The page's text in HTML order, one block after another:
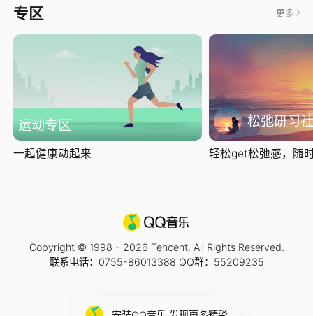
专区 更多
运动专区
一起健康动起来
松弛研习社
轻松get松弛感，随
Copyright © 1998 - 2026 Tencent. All Rights Reserved.
联系电话：0755-86013388 QQ群：55209235